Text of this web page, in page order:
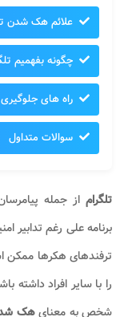
علائم هک شدن
چگونه بفهمیم
راه های
سوالات متداول
تلگرام از جمله
برنامه علی رغم تدابیر
ترفندهای هکرها ممکن
را با سایر افراد
شخص به معنایهک